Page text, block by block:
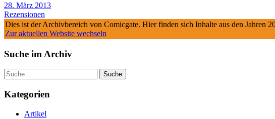
28. März 2013
Rezensionen
Dies ist der Archivbereich von Comicgate. Hier finden sich Inhalte aus den Jahren
Zur aktuellen Website wechseln
Suche im Archiv
Suche
Kategorien
Artikel